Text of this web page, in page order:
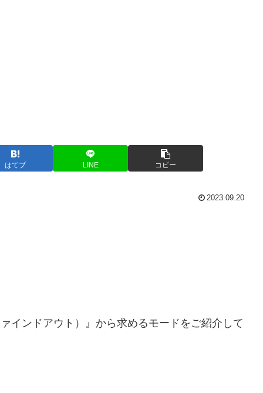
はてブ LINE コピー
2023.09.20
インドアウト）』から求めるモードをご紹介して